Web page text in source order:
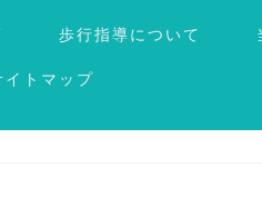
歩行指導について
イトマップ